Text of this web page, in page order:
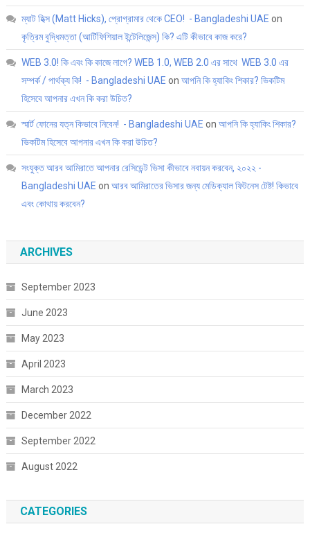
ম্যাট হিক্স (Matt Hicks), প্রোগ্রামার থেকে CEO! - Bangladeshi UAE on
কৃত্রিম বুদ্ধিমত্তা (আর্টিফিশিয়াল ইন্টেলিজেন্স) কি? এটি কীভাবে কাজ করে?
WEB 3.0! কি এবং কি কাজে লাগে? WEB 1.0, WEB 2.0 এর সাথে WEB 3.0 এর
সম্পর্ক / পার্থক্য কি! - Bangladeshi UAE on আপনি কি হ্যাকিং শিকার? ভিকটিম
হিসেবে আপনার এখন কি করা উচিত?
স্মার্ট ফোনের যত্ন কিভাবে নিবেন! - Bangladeshi UAE on আপনি কি হ্যাকিং শিকার?
ভিকটিম হিসেবে আপনার এখন কি করা উচিত?
সংযুক্ত আরব আমিরাতে আপনার রেসিডেন্ট ভিসা কীভাবে নবায়ন করবেন, ২০২২ -
Bangladeshi UAE on আরব আমিরাতের ভিসার জন্য মেডিক্যাল ফিটনেস টেষ্ট! কিভাবে
এবং কোথায় করবেন?
ARCHIVES
September 2023
June 2023
May 2023
April 2023
March 2023
December 2022
September 2022
August 2022
CATEGORIES